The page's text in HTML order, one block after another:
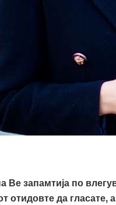
Ве запамтија по
отидовте да гласате,